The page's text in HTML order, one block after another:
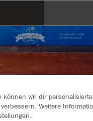
können wir dir personalisierte
Weitere